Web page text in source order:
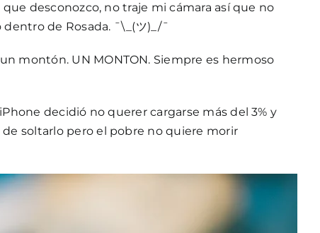
desconozco, no traje mi cámara así que no
de Rosada. ¯\_(ツ)_/¯
montón. UN MONTON. Siempre es hermoso
decidió no querer cargarse más del 3% y
soltarlo pero el pobre no quiere morir